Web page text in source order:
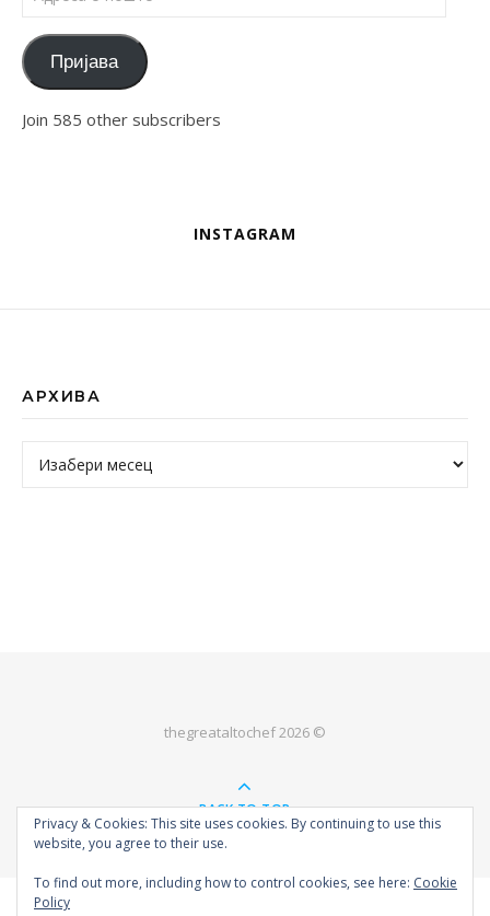
Пријава
Join 585 other subscribers
INSTAGRAM
АРХИВА
Архива
thegreataltochef 2026 ©
BACK TO TOP
Privacy & Cookies: This site uses cookies. By continuing to use this
website, you agree to their use.
To find out more, including how to control cookies, see here: Cookie
Policy